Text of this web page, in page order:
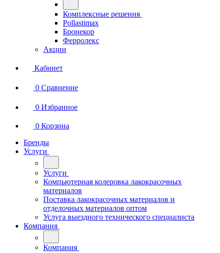
Комплексные решения
Pollastimax
Бронекор
Ферролекс
Акции
Кабинет
0 Сравнение
0 Избранное
0 Корзина
Бренды
Услуги
Услуги
Компьютерная колеровка лакокрасочных
материалов
Поставка лакокрасочных материалов и
отделочных материалов оптом
Услуга выездного технического специалиста
Компания
Компания